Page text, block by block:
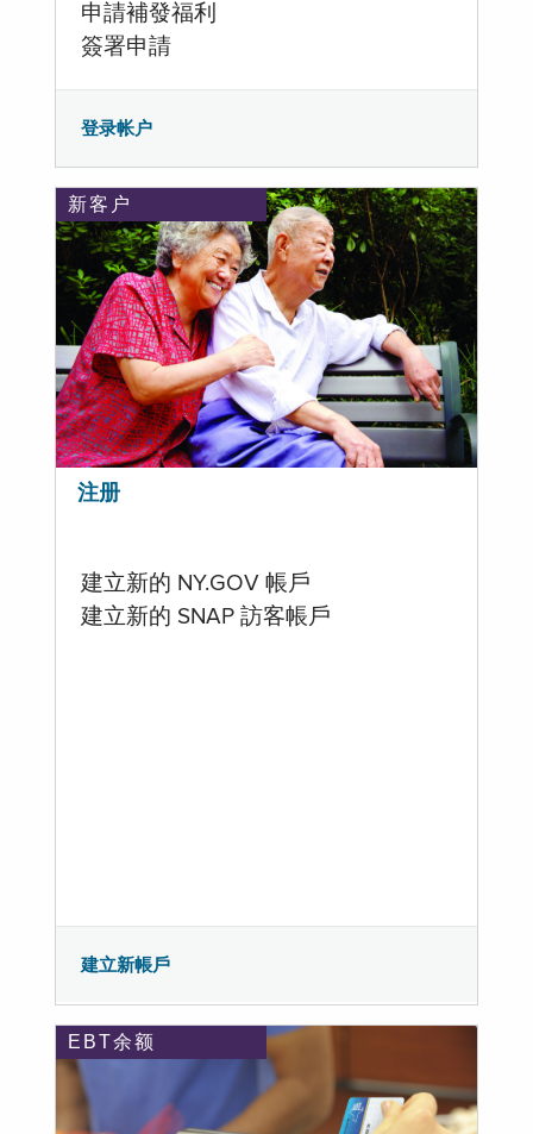
申請補發福利
簽署申請
登录帐户
新客户
注册
建立新的 NY.GOV 帳戶
建立新的 SNAP 訪客帳戶
建立新帳戶
EBT余额